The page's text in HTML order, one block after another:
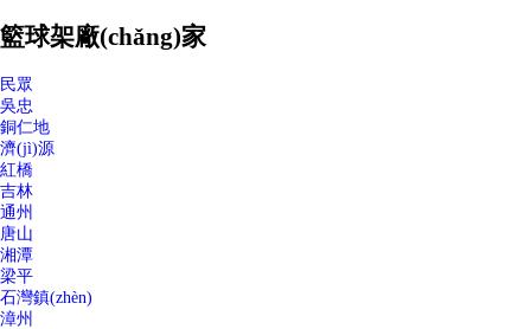
籃球架廠(chǎng)家
民眾
吳忠
銅仁地
濟(jì)源
紅橋
吉林
通州
唐山
湘潭
梁平
石灣鎮(zhèn)
漳州